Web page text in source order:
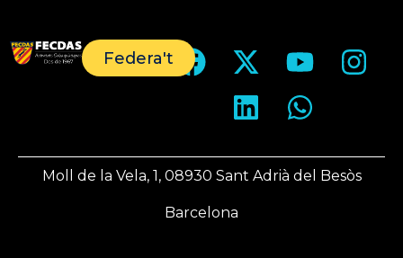
Federa't
Moll de la Vela, 1, 08930 Sant Adrià del Besòs
Barcelona